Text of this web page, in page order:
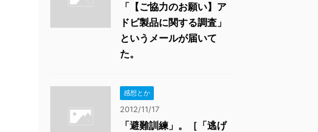
「【ご協力のお願い】ア
ドビ製品に関する調査」
というメールが届いて
た。
感想とか
2012/11/17
「避難訓練」。［「逃げ